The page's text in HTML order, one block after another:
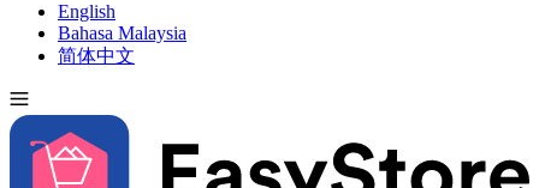
English
Bahasa Malaysia
简体中文